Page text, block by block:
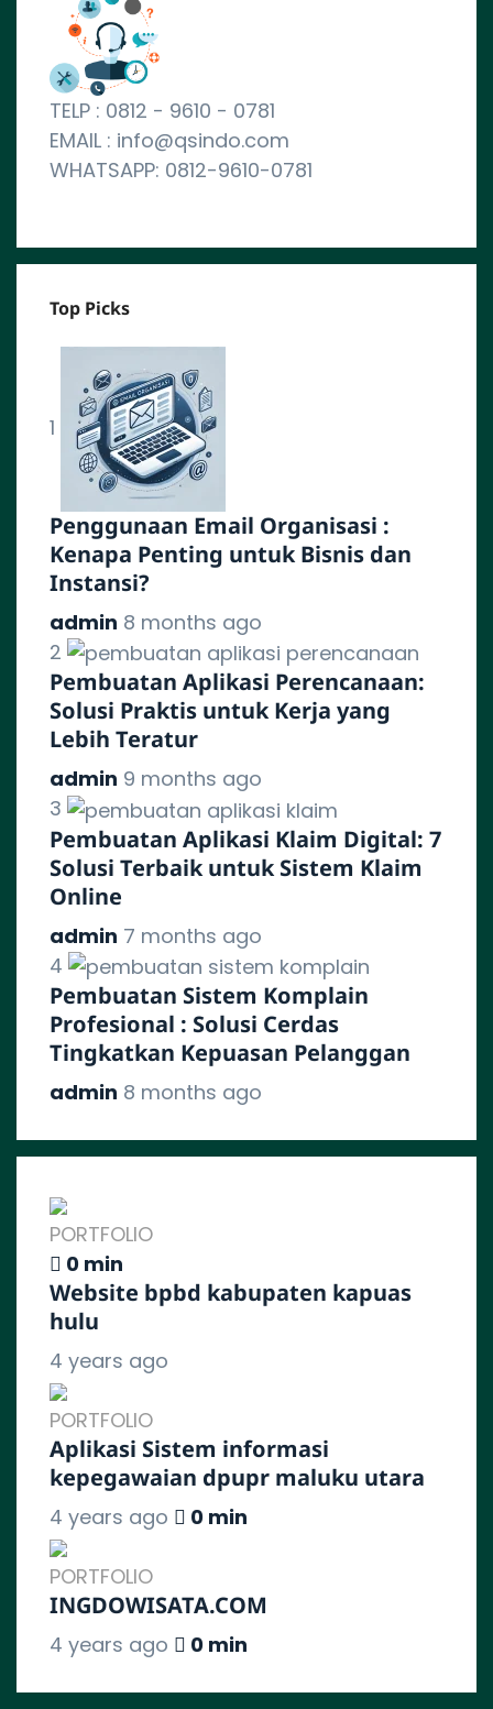
TELP : 0812 - 9610 - 0781
EMAIL : info@qsindo.com
WHATSAPP: 0812-9610-0781
Top Picks
1
Penggunaan Email Organisasi :
Kenapa Penting untuk Bisnis dan
Instansi?
admin 8 months ago
2
Pembuatan Aplikasi Perencanaan:
Solusi Praktis untuk Kerja yang
Lebih Teratur
admin 9 months ago
3
Pembuatan Aplikasi Klaim Digital: 7
Solusi Terbaik untuk Sistem Klaim
Online
admin 7 months ago
4
Pembuatan Sistem Komplain
Profesional : Solusi Cerdas
Tingkatkan Kepuasan Pelanggan
admin 8 months ago
PORTFOLIO
0 min
Website bpbd kabupaten kapuas
hulu
4 years ago
PORTFOLIO
Aplikasi Sistem informasi
kepegawaian dpupr maluku utara
4 years ago 0 min
PORTFOLIO
INGDOWISATA.COM
4 years ago 0 min